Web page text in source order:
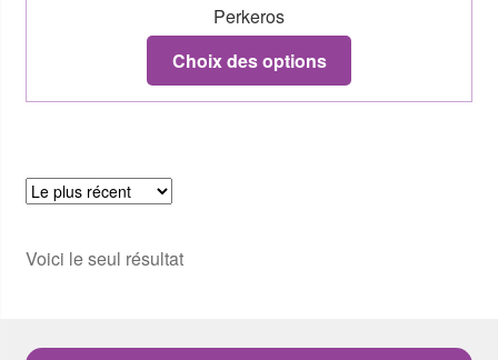
Perkeros
Choix des options
Voici le seul résultat